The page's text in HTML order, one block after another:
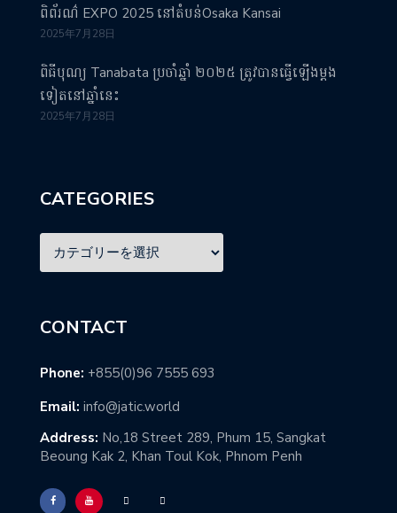
ពិព័រណ៌ EXPO 2025 នៅតំបន់Osaka Kansai
2025年7月28日
ពិធីបុណ្យ Tanabata ប្រចាំឆ្នាំ ២០២៥ ត្រូវបានធ្វើឡើងម្តង
ទៀតនៅឆ្នាំនេះ
2025年7月28日
CATEGORIES
CONTACT
Phone: +855(0)96 7555 693
Email: info@jatic.world
Address: No,18 Street 289, Phum 15, Sangkat
Beoung Kak 2, Khan Toul Kok, Phnom Penh